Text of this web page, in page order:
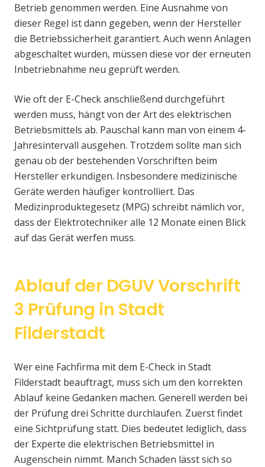
Betrieb genommen werden. Eine Ausnahme von
dieser Regel ist dann gegeben, wenn der Hersteller
die Betriebssicherheit garantiert. Auch wenn Anlagen
abgeschaltet wurden, müssen diese vor der erneuten
Inbetriebnahme neu geprüft werden.
Wie oft der E-Check anschließend durchgeführt
werden muss, hängt von der Art des elektrischen
Betriebsmittels ab. Pauschal kann man von einem 4-
Jahresintervall ausgehen. Trotzdem sollte man sich
genau ob der bestehenden Vorschriften beim
Hersteller erkundigen. Insbesondere medizinische
Geräte werden häufiger kontrolliert. Das
Medizinproduktegesetz (MPG) schreibt nämlich vor,
dass der Elektrotechniker alle 12 Monate einen Blick
auf das Gerät werfen muss.
Ablauf der DGUV Vorschrift
3 Prüfung in Stadt
Filderstadt
Wer eine Fachfirma mit dem E-Check in Stadt
Filderstadt beauftragt, muss sich um den korrekten
Ablauf keine Gedanken machen. Generell werden bei
der Prüfung drei Schritte durchlaufen. Zuerst findet
eine Sichtprüfung statt. Dies bedeutet lediglich, dass
der Experte die elektrischen Betriebsmittel in
Augenschein nimmt. Manch Schaden lässt sich so